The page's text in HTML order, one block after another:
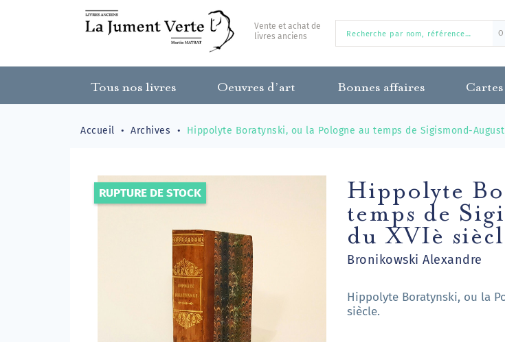
Vente et achat de
livres anciens
Tous nos livres Oeuvres d’art Bonnes affaires Cartes
Accueil Archives Hippolyte Boratynski, ou la Pologne au temps de Sigismond-
RUPTURE DE STOCK Hippolyte
temps de
du XVIè
Bronikowski Alexandre
Hippolyte Boratynski, ou la
siècle.